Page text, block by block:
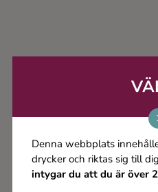
Denna webbplats
drycker och riktas sig till
intygar du att du är över